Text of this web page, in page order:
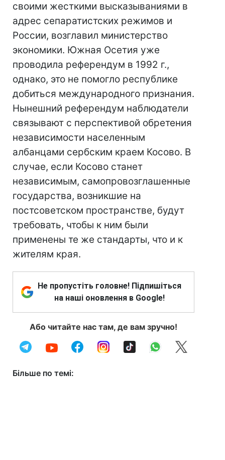
своими жесткими высказываниями в
адрес сепаратистских режимов и
России, возглавил министерство
экономики. Южная Осетия уже
проводила референдум в 1992 г.,
однако, это не помогло республике
добиться международного признания.
Нынешний референдум наблюдатели
связывают с перспективой обретения
независимости населенным
албанцами сербским краем Косово. В
случае, если Косово станет
независимым, самопровозглашенные
государства, возникшие на
постсоветском пространстве, будут
требовать, чтобы к ним были
применены те же стандарты, что и к
жителям края.
Не пропустіть головне! Підпишіться
на наші оновлення в Google!
Або читайте нас там, де вам зручно!
Більше по темі: